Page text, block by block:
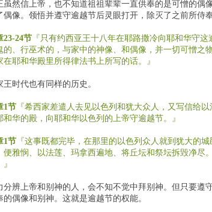
虽然信上帝，也不知道祖祖辈辈一直供奉的是可憎的偶
偶像。领悟并遵守逾越节后灵眼打开，除灭了之前所侍
23-24节 『只有约西亚王十八年在耶路撒冷向耶和华守
的、行巫术的，与家中的神像、和偶像，并一切可憎之
在耶和华殿里所得律法书上所写的话。』
王时代也有同样的历史。
1节 『希西家差遣人去见以色列和犹大众人，又写信给
和华的殿，向耶和华以色列的上帝守逾越节。』
1节 『这事既都完毕，在那里的以色列众人就到犹大的
便雅悯、以法莲、玛拿西遍地、将丘坛和祭坛拆毁净尽
分辨上帝和别神的人，会不知不觉中拜别神。但只要遵
的偶像和别神。这就是逾越节的权能。